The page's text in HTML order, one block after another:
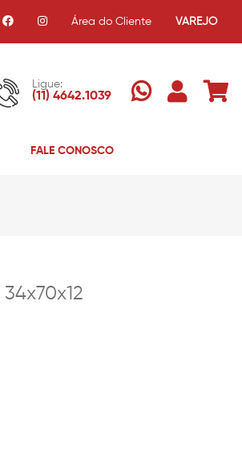
Área do Cliente VAREJO
Ligue:
(11) 4642.1039
FALE CONOSCO